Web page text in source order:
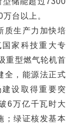
台以上。
质生产力加快培
家科技重大专
重型燃气轮机首
全，能源法正式
设取得重要突
6万亿千瓦时大
；绿证核发基本